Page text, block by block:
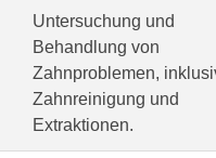
Untersuchung und
Behandlung von
Zahnproblemen,
Zahnreinigung und
Extraktionen.